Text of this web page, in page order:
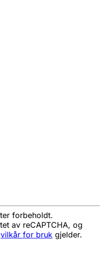
forbeholdt.
av reCAPTCHA, og
vilkår for bruk gjelder.